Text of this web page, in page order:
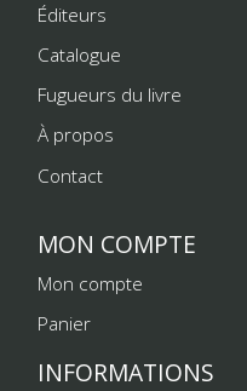
Éditeurs
Catalogue
Fugueurs du livre
À propos
Contact
MON COMPTE
Mon compte
Panier
INFORMATIONS